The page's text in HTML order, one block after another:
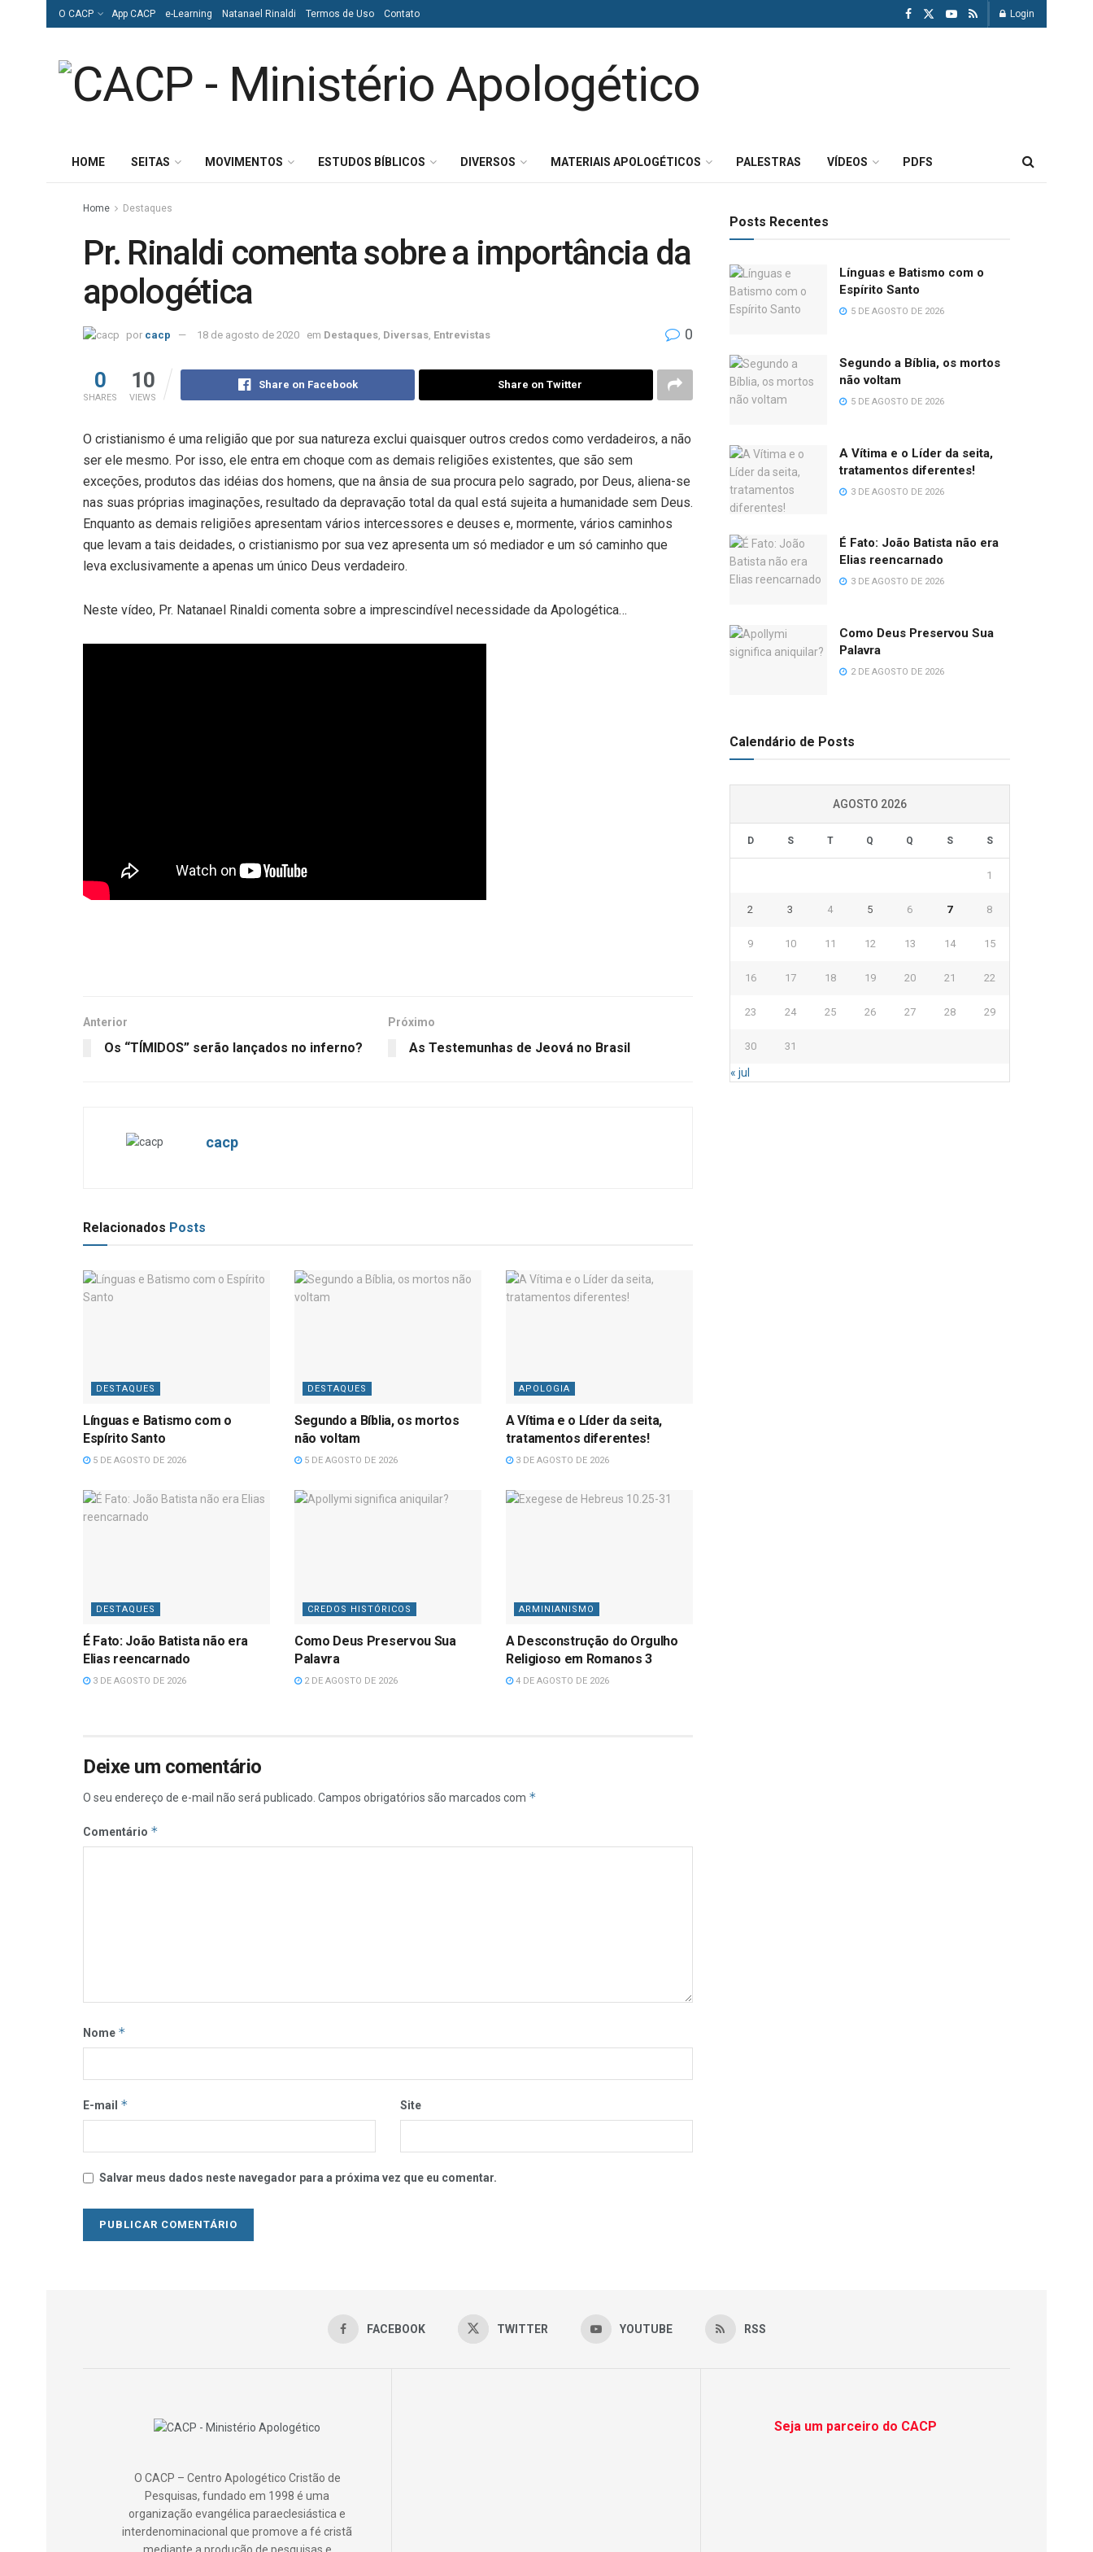
O CACP App CACP e-Learning Natanael Rinaldi Termos de Uso Contato Login
HOME SEITAS MOVIMENTOS ESTUDOS BÍBLICOS DIVERSOS MATERIAIS APOLOGÉTICOS PALESTRAS VÍDEOS PDFS
Home Destaques
Pr. Rinaldi comenta sobre a importância da
apologética
por cacp 18 de agosto de 2020 em Destaques Diversas Entrevistas 0
0
SHARES
10
VIEWS
Share on Facebook Share on Twitter
O cristianismo é uma religião que por sua natureza exclui quaisquer outros credos como verdadeiros, a não
ser ele mesmo. Por isso, ele entra em choque com as demais religiões existentes, que são sem
exceções, produtos das idéias dos homens, que na ânsia de sua procura pelo sagrado, por Deus, aliena-se
nas suas próprias imaginações, resultado da depravação total da qual está sujeita a humanidade sem Deus.
Enquanto as demais religiões apresentam vários intercessores e deuses e, mormente, vários caminhos
que levam a tais deidades, o cristianismo por sua vez apresenta um só mediador e um só caminho que
leva exclusivamente a apenas um único Deus verdadeiro.
Neste vídeo, Pr. Natanael Rinaldi comenta sobre a imprescindível necessidade da Apologética…
Anterior
Os “TÍMIDOS” serão lançados no inferno?
Próximo
As Testemunhas de Jeová no Brasil
cacp
Relacionados Posts
DESTAQUES
Línguas e Batismo com o
Espírito Santo
5 DE AGOSTO DE 2026
DESTAQUES
Segundo a Bíblia, os mortos
não voltam
5 DE AGOSTO DE 2026
APOLOGIA
A Vítima e o Líder da seita,
tratamentos diferentes!
3 DE AGOSTO DE 2026
DESTAQUES
É Fato: João Batista não era
Elias reencarnado
3 DE AGOSTO DE 2026
CREDOS HISTÓRICOS
Como Deus Preservou Sua
Palavra
2 DE AGOSTO DE 2026
ARMINIANISMO
A Desconstrução do Orgulho
Religioso em Romanos 3
4 DE AGOSTO DE 2026
Deixe um comentário
O seu endereço de e-mail não será publicado. Campos obrigatórios são marcados com *
Comentário *
Nome *
E-mail * Site
Salvar meus dados neste navegador para a próxima vez que eu comentar.
Posts Recentes
Línguas e Batismo com o
Espírito Santo
5 DE AGOSTO DE 2026
Segundo a Bíblia, os mortos
não voltam
5 DE AGOSTO DE 2026
A Vítima e o Líder da seita,
tratamentos diferentes!
3 DE AGOSTO DE 2026
É Fato: João Batista não era
Elias reencarnado
3 DE AGOSTO DE 2026
Como Deus Preservou Sua
Palavra
2 DE AGOSTO DE 2026
Calendário de Posts
AGOSTO 2026
D S T Q Q S S
1
2 3 4 5 6 7 8
9 10 11 12 13 14 15
16 17 18 19 20 21 22
23 24 25 26 27 28 29
30 31
« jul
FACEBOOK TWITTER YOUTUBE RSS
O CACP – Centro Apologético Cristão de
Pesquisas, fundado em 1998 é uma
organização evangélica paraeclesiástica e
interdenominacional que promove a fé cristã
Seja um parceiro do CACP